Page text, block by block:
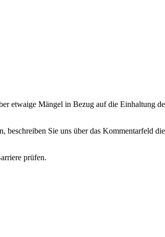
etwaige Mängel in Bezug auf die Einhaltung
beschreiben Sie uns über das Kommentarfeld
prüfen.